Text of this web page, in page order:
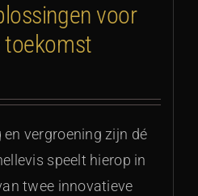
voor
toekomst
vergroening zijn dé
speelt hierop in
twee innovatieve